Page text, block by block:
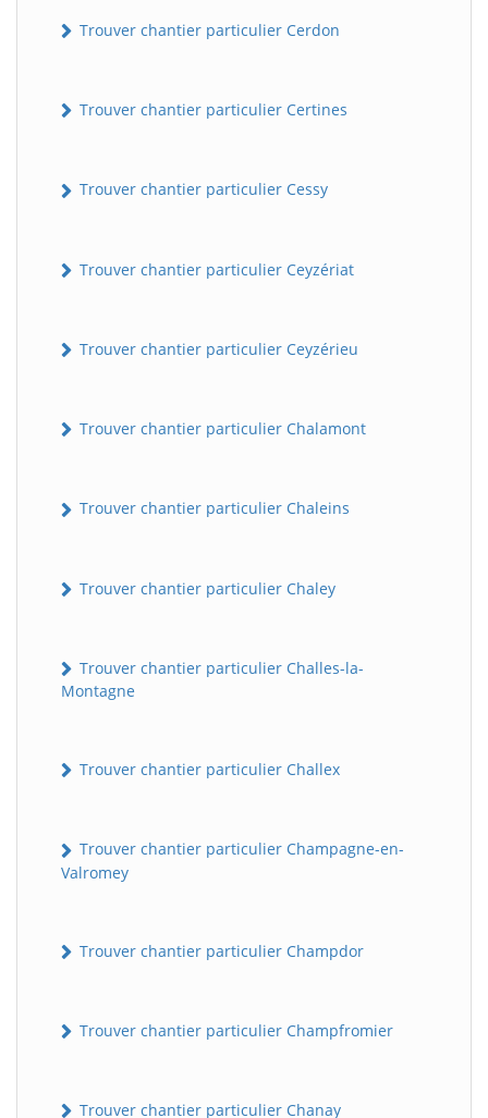
Trouver chantier particulier Cerdon
Trouver chantier particulier Certines
Trouver chantier particulier Cessy
Trouver chantier particulier Ceyzériat
Trouver chantier particulier Ceyzérieu
Trouver chantier particulier Chalamont
Trouver chantier particulier Chaleins
Trouver chantier particulier Chaley
Trouver chantier particulier Challes-la-
Montagne
Trouver chantier particulier Challex
Trouver chantier particulier Champagne-en-
Valromey
Trouver chantier particulier Champdor
Trouver chantier particulier Champfromier
Trouver chantier particulier Chanay